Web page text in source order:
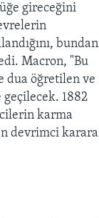
gireceğini
bundan
Macron, "Bu
dua öğretilen ve
1882
karma
devrimci karara